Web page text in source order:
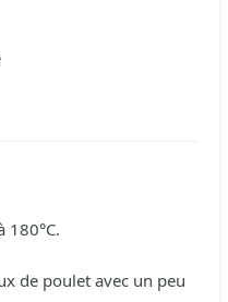
180°C.
de poulet avec un peu